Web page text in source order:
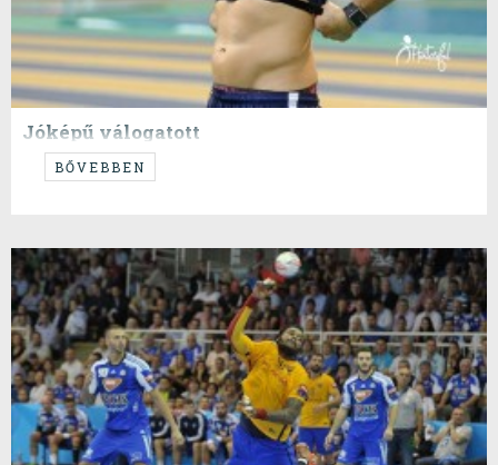
Jóképű válogatott
Szokatlanul könnyed téma, a cím nem átvágás.
BŐVEBBEN